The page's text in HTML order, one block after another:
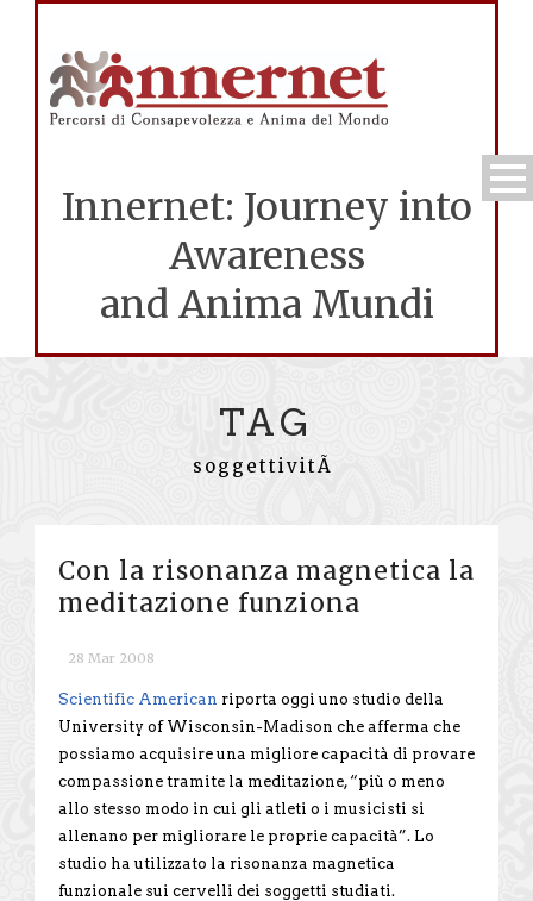
Innernet: Journey into
Awareness
and Anima Mundi
TAG
soggettivitÃ
Con la risonanza magnetica la
meditazione funziona
28 Mar 2008
Scientific American riporta oggi uno studio della
University of Wisconsin-Madison che afferma che
possiamo acquisire una migliore capacità di provare
compassione tramite la meditazione, “più o meno
allo stesso modo in cui gli atleti o i musicisti si
allenano per migliorare le proprie capacità”. Lo
studio ha utilizzato la risonanza magnetica
funzionale sui cervelli dei soggetti studiati.